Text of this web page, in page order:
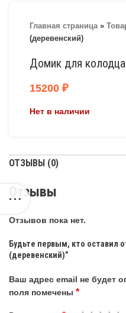
Главная страница»
(деревенский)
Домик для
15200 ₽
Нет в наличии
ОТЗЫВЫ (0)
Отзывы
Отзывов пока нет.
Будьте первым, кто оставил
(деревенский)”
Ваш адрес email не будет
поля помечены *